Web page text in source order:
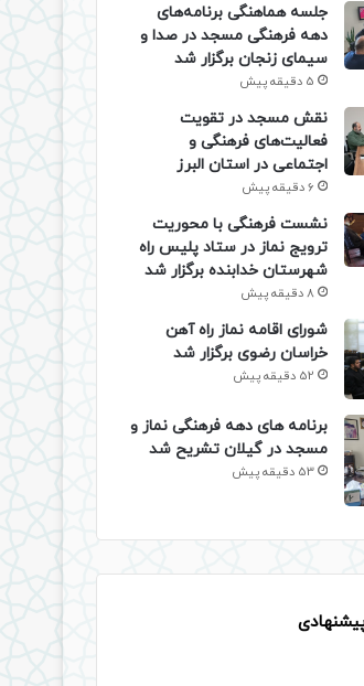
جلسه هماهنگی برنامه‌های
دهه فرهنگی مسجد در صدا و
سیمای زنجان برگزار شد
5 دقیقه پیش
نقش مسجد در تقویت
فعالیت‌های فرهنگی و
اجتماعی در استان البرز
6 دقیقه پیش
نشست فرهنگی با محوریت
ترویج نماز در ستاد پلیس راه
شهرستان خدابنده برگزار شد
8 دقیقه پیش
شورای اقامه نماز راه آهن
خراسان رضوی برگزار شد
52 دقیقه پیش
برنامه های دهه فرهنگی نماز و
مسجد در گیلان تشریح شد
53 دقیقه پیش